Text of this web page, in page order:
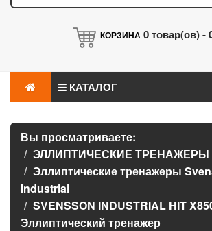
КОРЗИНА 0товар(ов) -
КАТАЛОГ
Вы просматриваете:
ЭЛЛИПТИЧЕСКИЕ ТРЕНАЖЕРЫ
Эллиптические тренажеры
Industrial
SVENSSON INDUSTRIAL HIT
Эллиптический тренажер